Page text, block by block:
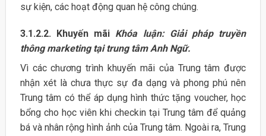
sự kiện, các hoạt động quan hệ công chúng.
3.1.2.2. Khuyến mãi Khóa luận: Giải pháp truyền
thông marketing tại trung tâm Anh Ngữ.
Vì các chương trình khuyến mãi của Trung tâm được
nhận xét là chưa thực sự đa dạng và phong phú nên
Trung tâm có thể áp dụng hình thức tặng voucher, học
bổng cho học viên khi checkin tại Trung tâm để quảng
bá và nhân rộng hình ảnh của Trung tâm. Ngoài ra, Trung